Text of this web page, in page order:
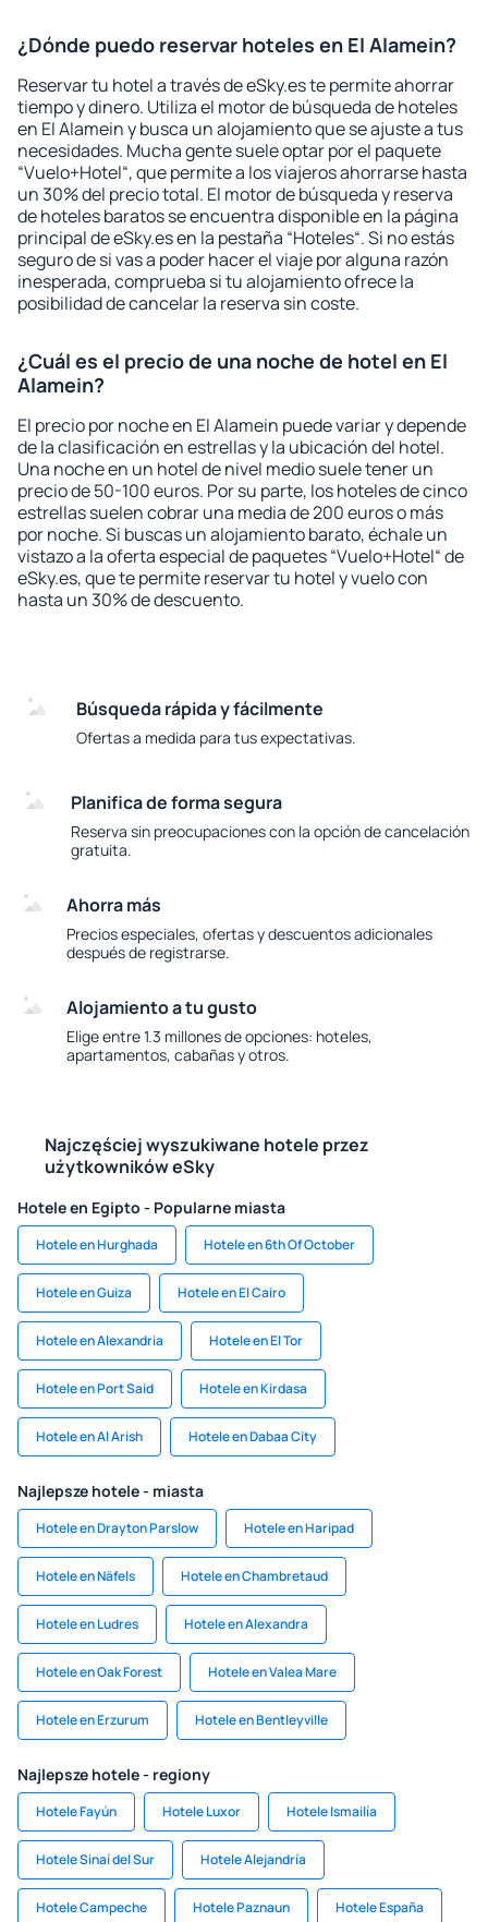
¿Dónde puedo reservar hoteles en El Alamein?
Reservar tu hotel a través de eSky.es te permite ahorrar
tiempo y dinero. Utiliza el motor de búsqueda de hoteles
en El Alamein y busca un alojamiento que se ajuste a tus
necesidades. Mucha gente suele optar por el paquete
“Vuelo+Hotel“, que permite a los viajeros ahorrarse hasta
un 30% del precio total. El motor de búsqueda y reserva
de hoteles baratos se encuentra disponible en la página
principal de eSky.es en la pestaña “Hoteles“. Si no estás
seguro de si vas a poder hacer el viaje por alguna razón
inesperada, comprueba si tu alojamiento ofrece la
posibilidad de cancelar la reserva sin coste.
¿Cuál es el precio de una noche de hotel en El
Alamein?
El precio por noche en El Alamein puede variar y depende
de la clasificación en estrellas y la ubicación del hotel.
Una noche en un hotel de nivel medio suele tener un
precio de 50-100 euros. Por su parte, los hoteles de cinco
estrellas suelen cobrar una media de 200 euros o más
por noche. Si buscas un alojamiento barato, échale un
vistazo a la oferta especial de paquetes “Vuelo+Hotel“ de
eSky.es, que te permite reservar tu hotel y vuelo con
hasta un 30% de descuento.
Búsqueda rápida y fácilmente
Ofertas a medida para tus expectativas.
Planifica de forma segura
Reserva sin preocupaciones con la opción de cancelación
gratuita.
Ahorra más
Precios especiales, ofertas y descuentos adicionales
después de registrarse.
Alojamiento a tu gusto
Elige entre 1.3 millones de opciones: hoteles,
apartamentos, cabañas y otros.
Najczęściej wyszukiwane hotele przez
użytkowników eSky
Hotele en Egipto - Popularne miasta
Hotele en Hurghada Hotele en 6th Of October
Hotele en Guiza Hotele en El Cairo
Hotele en Alexandria Hotele en El Tor
Hotele en Port Said Hotele en Kirdasa
Hotele en Al Arish Hotele en Dabaa City
Najlepsze hotele - miasta
Hotele en Drayton Parslow Hotele en Haripad
Hotele en Näfels Hotele en Chambretaud
Hotele en Ludres Hotele en Alexandra
Hotele en Oak Forest Hotele en Valea Mare
Hotele en Erzurum Hotele en Bentleyville
Najlepsze hotele - regiony
Hotele Fayún Hotele Luxor Hotele Ismailía
Hotele Sinaí del Sur Hotele Alejandría
Hotele Campeche Hotele Paznaun Hotele España